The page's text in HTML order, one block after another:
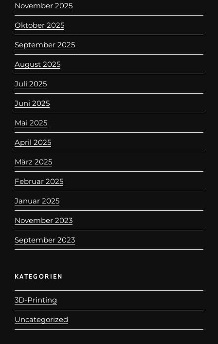
November 2025
Oktober 2025
September 2025
August 2025
Juli 2025
Juni 2025
Mai 2025
April 2025
März 2025
Februar 2025
Januar 2025
November 2023
September 2023
KATEGORIEN
3D-Printing
Uncategorized